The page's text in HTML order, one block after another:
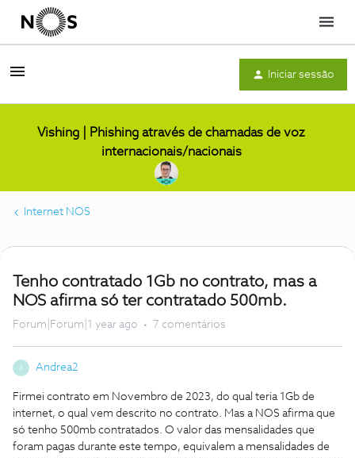
Menu
Iniciar sessão
Vishing | Phishing através de chamadas de voz
internacionais/nacionais
Internet NOS
Tenho contratado 1Gb no contrato, mas a
NOS afirma só ter contratado 500mb.
Forum|Forum|1 year ago 7 comentários
A Andrea2
Firmei contrato em Novembro de 2023, do qual teria 1Gb de
internet, o qual vem descrito no contrato. Mas a NOS afirma que
só tenho 500mb contratados. O valor das mensalidades que
foram pagas durante este tempo, equivalem a mensalidades de